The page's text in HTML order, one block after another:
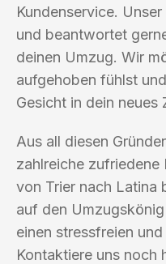
Kundenservice.
und beantwortet
deinen Umzug. Wir
aufgehoben fühlst
Gesicht in dein neues
Aus all diesen
zahlreiche zufriedene
von Trier nach Latina
auf den
einen stressfreien
Kontaktiere uns noch